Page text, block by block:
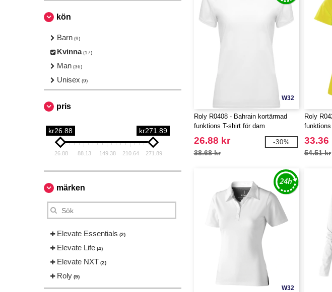
kön
Barn (9)
Kvinna (17)
Man (36)
Unisex (9)
pris
kr26.88 kr271.89
26.88 88.13 149.38 210.64 271.89
märken
Elevate Essentials (2)
Elevate Life (4)
Elevate NXT (2)
Roly (9)
W32
Roly R0408 - Bahrain kortärmad
funktions T-shirt för dam
26.88 kr
38.68 kr
-30%
Roly
33.36
54.51 kr
W32